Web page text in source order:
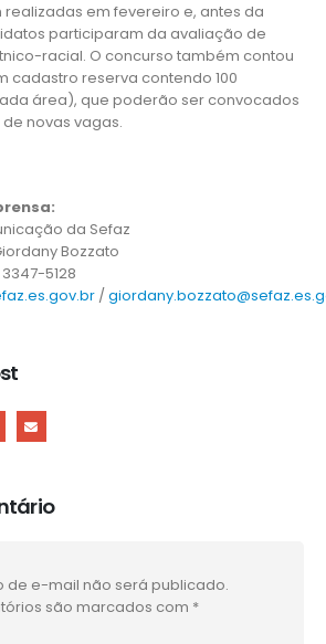
em fevereiro e, antes da
participaram da avaliação de
racial. O concurso também contou
cadastro reserva contendo 100
área), que poderão ser convocados
novas vagas.
da Sefaz
Bozzato
5128
/
de e-mail não será publicado.
são marcados com *